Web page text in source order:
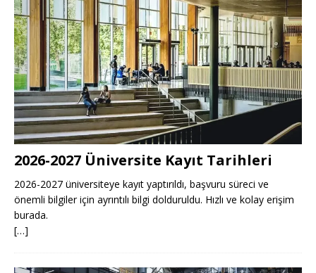
2026-2027 Üniversite Kayıt Tarihleri ​​
2026-2027 üniversiteye kayıt yaptırıldı, başvuru süreci ve
önemli bilgiler için ayrıntılı bilgi dolduruldu. Hızlı ve kolay erişim
burada.
[…]